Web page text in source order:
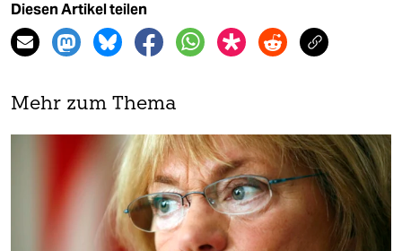
Diesen Artikel teilen
Mehr zum Thema